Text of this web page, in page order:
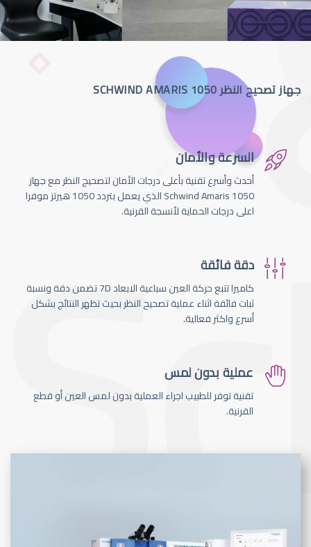
جهاز تصحيح النظر SCHWIND AMARIS 1050
السرعة والأمان
أحدث وأسرع تقنية بأعلى درجات الأمان لتصحيج النظر مع جهاز
Schwind Amaris 1050 الذي يعمل بتردد 1050 هيرتز موفرا
اعلى درجات الحماية لأنسجة القرنية.
دقة فائقة
كاميرا تتبع حركة العين سباعية الابعاد 7D تضمن دقة ونسبة
ثبات فائقة اثناء عملية تصحيح النظر بحيث تظهر النتائج بشكل
أسرع واكثر فعالية.
عملية بدون لمس
تقنية توفر للطبيب اجراء العملية بدون لمس العين أو قطع
القرنية.